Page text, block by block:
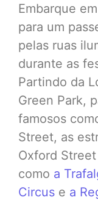
Embarque
para um
pelas ruas
durante as
Partindo da
Green Park,
famosos
Street, as
Oxford
como a
Circus e a